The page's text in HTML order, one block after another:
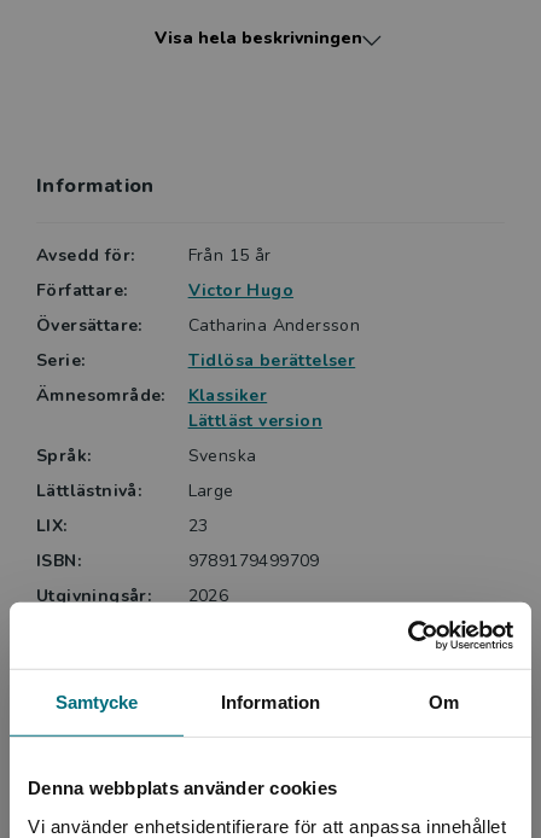
Samtycke Information Om
Denna webbplats använder cookies
Vi använder enhetsidentifierare för att anpassa innehållet
Dame och Samhällets olycksbarn. Han
grund av sitt motstånd mot Napoleon III.
Visa hela beskrivningen
Information
Avsedd för:
Från 15 år
Författare:
Victor Hugo
Översättare:
Catharina Andersson
Serie:
Tidlösa berättelser
Ämnesområde:
Klassiker
Lättläst version
Språk:
Svenska
Lättlästnivå:
Large
LIX:
23
ISBN:
9789179499709
Utgivningsår:
2026
Upplaga:
Första
Sidantal: